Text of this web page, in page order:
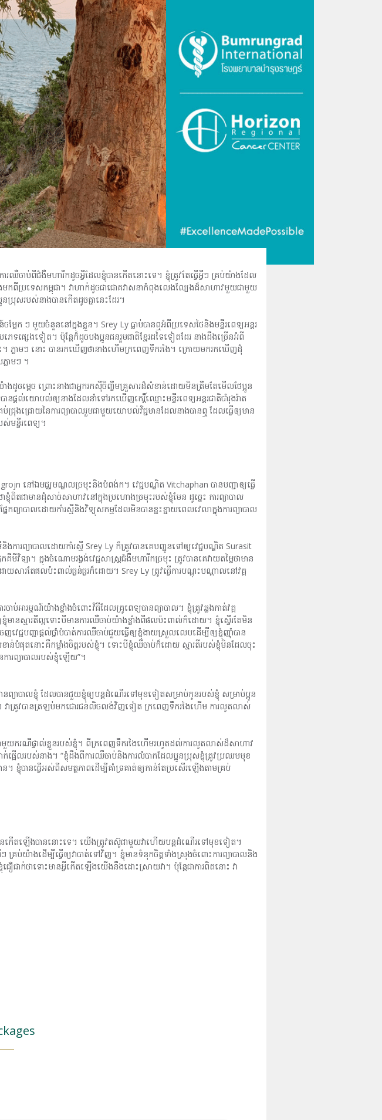
រឈឺចាប់ពីជំងឺមហារីកដូចអ្វីដែលខ្ញុំបានកើតនោះទេ។ ខ្ញុំត្រូវតែធ្វើអ្វីៗ គ្រប់យ៉ាងដែល
ងមកពីប្រទេសកម្ពុជា។ វាហាក់ដូចជាជោគវាសនាកំពុងលេងល្បែងដ៏សាហាវមួយជាមួយ
ប្រុសរបស់នាងបានកើតដូចគ្នានេះដែរ។
លែក ៗ មួយចំនួននៅក្នុងខ្លួន។ Srey Ly ធ្លាប់បានឮអំពីប្រទេសថៃនិងមន្ទីរពេទ្យអន្តរ
េទផ្សេងទៀត។ ប៉ុន្តែក៏ដូចបងប្អូនជនរួមជាតិខ្មែរដទៃទៀតដែរ នាងដឹងច្រើនអំពី
ះ។ ភ្លាមៗ នោះ បានរកឃើញថានាងហើមក្រពេញទឹករងៃ។ ក្រោយមករកឃើញដុំ
លាមៗ ។
ាងដូចម្តេច ព្រោះនាងជាអ្នករកស៊ីចិញ្ចឹមគ្រួសារដ៏សំខាន់ដោយមិនត្រឹមតែមើលថែប្អូន
ដល់យោបល់ឲ្យនាងដែលនាំទៅរកឃើញកេរ្តិ៍ឈ្មោះមន្ទីរពេទ្យអន្តរជាតិបាំរុងរ៉ាត
ងជ្រោយនៃការព្យាបាលរួមជាមួយយោបល់វិជ្ជមានដែលនាងបានឮ ដែលធ្វើឲ្យមាន
ស់មន្ទីរពេទ្យ។
នៅឯមជ្ឈមណ្ឌលច្រមុះនិងបំពង់ក។ វេជ្ជបណ្ឌិត Vitchaphan បានបញ្ជាឲ្យធ្វើ
តជាមានដុំសាច់សាហាវនៅក្នុងប្រហោងច្រមុះរបស់ខ្ញុំមែន ដូច្នេះ ការព្យាបាល
ព្យាបាលដោយកាំរស្មីនិងវិទ្យុសកម្មដែលមិនបានខ្ជះខ្ជាយពេលវេលាក្នុងការព្យាបាល
ារព្យាបាលដោយកាំរស្មី Srey Ly ក៏ត្រូវបានគេបញ្ជូនទៅឲ្យវេជ្ជបណ្ឌិត Surasit
វិទ្យា។ ក្នុងចំណោមរង្វង់វេជ្ជសាស្រ្តជំងឺមហារីកច្រមុះ ត្រូវបានគេវាយតម្លៃថាមាន
សារតែផលប៉ះពាល់ធ្ងន់ធ្ងរក៏ដោយ។ Srey Ly ត្រូវធ្វើការបណ្ដុះបណ្ដាលនៅវគ្គ
ាប់អារម្មណ៍យ៉ាងខ្លាំងចំពោះវិធីដែលគ្រូពេទ្យបានព្យាបាល។ ខ្ញុំត្រូវឆ្លងកាត់វគ្គ
ញុំមានស្មារតីល្អទោះបីមានការឈឺចាប់យ៉ាងខ្លាំងពីផលប៉ះពាល់ក៏ដោយ។ ខ្ញុំស្ទើរតែមិន
ជ្ជបញ្ជាផ្ដល់ថ្នាំបំបាត់ការឈឺចាប់ជួយធ្វើឲ្យខ្ញុំងាយស្រួលលេបដើម្បីឲ្យខ្ញុំញ៉ាំបាន
ខាន់បំផុតនោះគឺកម្លាំងចិត្តរបស់ខ្ញុំ។ ទោះបីខ្ញុំឈឺចាប់ក៏ដោយ ស្មារតីរបស់ខ្ញុំមិនដែលចុះ
ារព្យាបាលរបស់ខ្ញុំឡើយ”។
ព្យាបាលខ្ញុំ ដែលបានជួយខ្ញុំឲ្យបន្តដំណើរទៅមុខទៀតសម្រាប់កូនរបស់ខ្ញុំ សម្រាប់ប្អូន
វាត្រូវបានត្រឡប់មកជោរជន់លិចលង់វិញទៀត ក្រពេញទឹករងៃហើម ការលូតលាស់
ជាមួយករណីផ្ទាល់ខ្លួនរបស់ខ្ញុំ។ ពីក្រពេញទឹករងៃហើមរហូតដល់ការលូតលាស់ដ៏សាហាវ
ញាក់ផ្អើលរបស់នាង។ “ខ្ញុំដឹងពីការឈឺចាប់និងការលំបាកដែលប្អូនប្រុសខ្ញុំត្រូវប្រឈមមុខ
ន។ ខ្ញុំបានធ្វើអស់ពីសមត្ថភាពដើម្បីគាំទ្រគាត់ឲ្យកាន់តែប្រសើរឡើងតាមគ្រប់
នកើតឡើងបាននោះទេ។ យើងត្រូវតស៊ូជាមួយវាហើយបន្តដំណើរទៅមុខទៀត។
រប់យ៉ាងដើម្បីធ្វើឲ្យវាបាត់ទៅវិញ។ ខ្ញុំមានទំនុកចិត្តទាំងស្រុងចំពោះការព្យាបាលនិង
ាក់ថាទោះមានអ្វីកើតឡើងយើងនឹងដោះស្រាយវា។ ប៉ុន្តែជាការពិតនោះ វា